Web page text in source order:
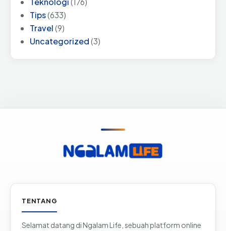
Tips(633)
Travel(9)
Uncategorized(3)
TENTANG
Selamat datang di Ngalam Life, sebuah platform online